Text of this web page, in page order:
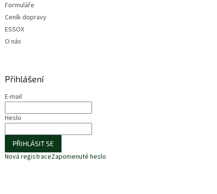
Formuláře
Ceník dopravy
ESSOX
O nás
Přihlášení
E-mail
Heslo
PŘIHLÁSIT SE
Nová registraceZapomenuté heslo